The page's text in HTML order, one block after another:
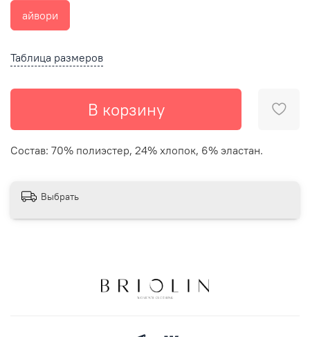
Таблица размеров
В корзину
айвори
Состав: 70% полиэстер, 24% хлопок, 6% эластан.
Выбрать